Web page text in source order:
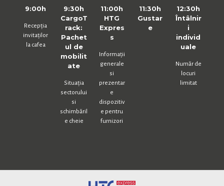
9:00h
Recepția
invitaților
la cafea
9:30h
CargoT
rack:
Pachet
ul de
mobilit
ate
Situația
sectorului
si
schimbăril
e cheie
11:00h
HTG
Expres
s
Informații
generale
si
prezentar
e
dispozitiv
e pentru
furnizori
11:30h
Gustar
e
12:30h
Întâlnir
i
individ
uale
Număr de
locuri
limitat